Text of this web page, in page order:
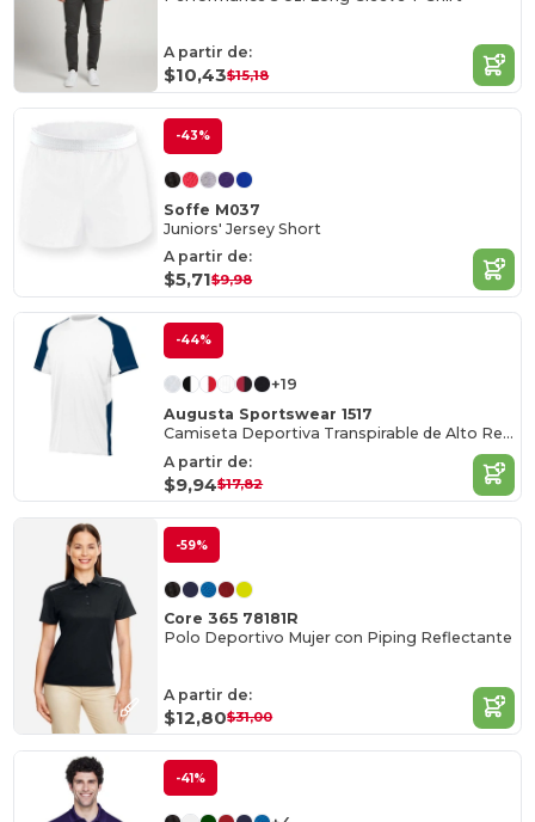
A partir de:
$10,43$15,18
-43%
Soffe M037
Juniors' Jersey Short
A partir de:
$5,71$9,98
-44%
+19
Augusta Sportswear 1517
Camiseta Deportiva Transpirable de Alto Rendimiento
A partir de:
$9,94$17,82
-59%
Core 365 78181R
Polo Deportivo Mujer con Piping Reflectante
A partir de:
$12,80$31,00
-41%